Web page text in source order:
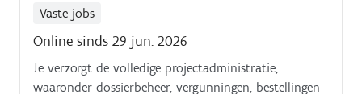
Vaste jobs
Online sinds 29 jun. 2026
Je verzorgt de volledige projectadministratie,
waaronder dossierbeheer, vergunningen, bestellingen